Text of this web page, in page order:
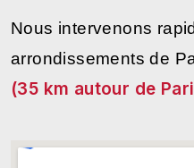
Nous intervenons
arrondissements de
(35 km autour de